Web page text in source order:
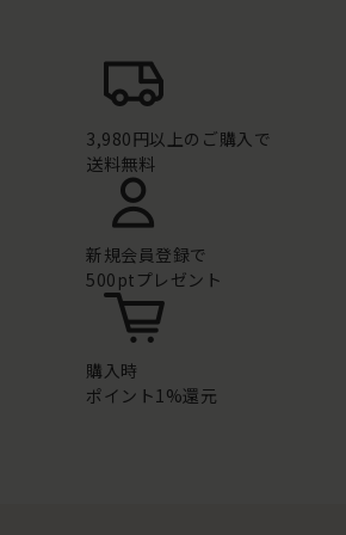
3,980円以上のご購入で
送料無料
新規会員登録で
500ptプレゼント
購入時
ポイント1%還元